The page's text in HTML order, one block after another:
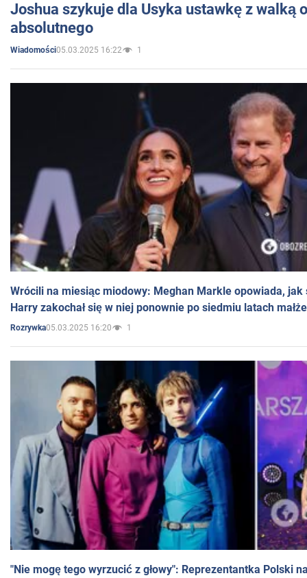
Joshua szykuje dla Usyka ustawkę z walką
absolutnego
Wiadomości05.03.2025 16:22 1
Wrócili na miesiąc miodowy: Meghan Markle opowiada, jak
Harry zakochał się w niej ponownie po siedmiu latach
Rozrywka05.03.2025 16:20 1
"Nie mogę tego wyrzucić z głowy": Reprezentantka Polski